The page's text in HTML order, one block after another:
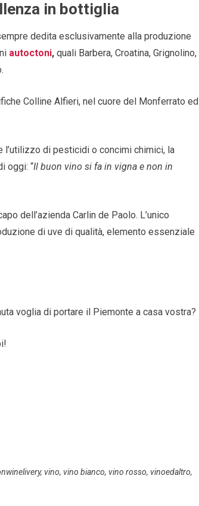
in bottiglia
dedita esclusivamente alla produzione
autoctoni, quali Barbera, Croatina, Grignolino,
Colline Alfieri, nel cuore del Monferrato ed
di pesticidi o concimi chimici, la
oggi: “Il buon vino si fa in vigna e non in
dell’azienda Carlin de Paolo. L’unico
di uve di qualità, elemento essenziale
voglia di portare il Piemonte a casa vostra?
, vino, vino bianco, vino rosso, vinoedaltro,